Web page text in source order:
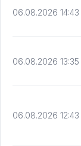
06.08.2026 14:43
06.08.2026 13:35
06.08.2026 12:43